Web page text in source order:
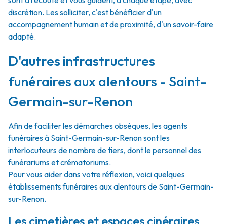
discrétion. Les solliciter, c'est bénéficier d'un
accompagnement humain et de proximité, d'un savoir-faire
adapté.
D'autres infrastructures
funéraires aux alentours - Saint-
Germain-sur-Renon
Afin de faciliter les démarches obsèques, les agents
funéraires à Saint-Germain-sur-Renon sont les
interlocuteurs de nombre de tiers, dont le personnel des
funérariums et crématoriums.
Pour vous aider dans votre réflexion, voici quelques
établissements funéraires aux alentours de Saint-Germain-
sur-Renon.
Les cimetières et espaces cinéraires